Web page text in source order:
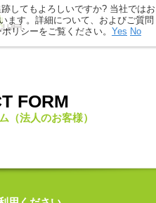
FORM
（法人のお客様）
してもよろしいですか? 当社ではお
ます。詳細について、およびご質問
リシーをご覧ください。 Yes No